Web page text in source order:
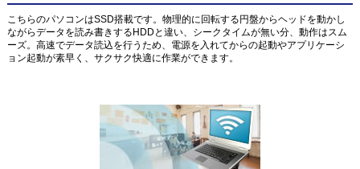
こちらのパソコンはSSD搭載です。物理的に回転する円盤からヘッドを動かし
ながらデータを読み書きするHDDと違い、シークタイムが無い分、動作はスム
ーズ。高速でデータ読込を行うため、電源を入れてからの起動やアプリケーシ
ョン起動が素早く、サクサク快適に作業ができます。